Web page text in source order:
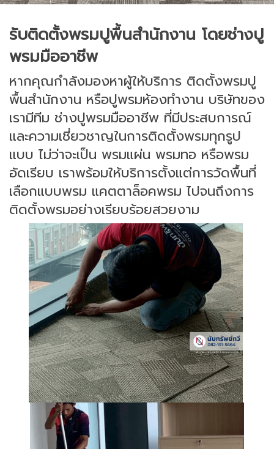
รับติดตั้งพรมปูพื้นสำนักงาน โดยช่างปู
พรมมืออาชีพ
หากคุณกำลังมองหาผู้ให้บริการ ติดตั้งพรมปู
พื้นสำนักงาน หรือปูพรมห้องทำงาน บริษัทของ
เรามีทีม ช่างปูพรมมืออาชีพ ที่มีประสบการณ์
และความเชี่ยวชาญในการติดตั้งพรมทุกรูป
แบบ ไม่ว่าจะเป็น พรมแผ่น พรมทอ หรือพรม
อัดเรียบ เราพร้อมให้บริการตั้งแต่การวัดพื้นที่
เลือกแบบพรม แคตตาล็อคพรม ไปจนถึงการ
ติดตั้งพรมอย่างเรียบร้อยสวยงาม